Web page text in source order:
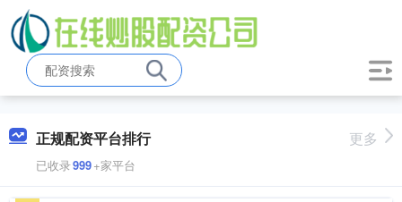
正规配资平台排行
已收录999+家平台
更多